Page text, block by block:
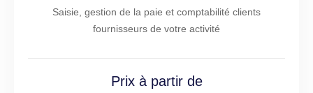
Saisie, gestion de la paie et comptabilité clients
fournisseurs de votre activité
Prix à partir de